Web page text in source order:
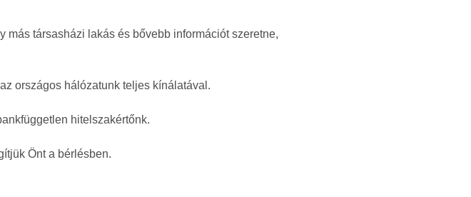
társasházi lakás és bővebb információt szeretne,
országos hálózatunk teljes kínálatával.
hitelszakértőnk.
Önt a bérlésben.